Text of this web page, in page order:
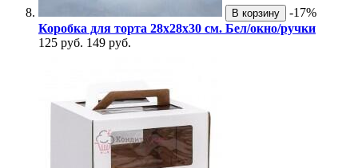
В корзину
-17%
Коробка для торта 28х28х30 см. Бел/окно/ручки
125 руб. 149 руб.